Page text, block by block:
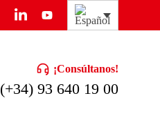
¡Consúltanos!
(+34) 93 640 19 00